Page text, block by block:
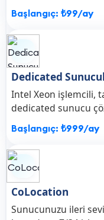
Başlangıç: ₺99/ay
Dedicated
Intel Xeon işlemcili,
dedicated sunucu
Başlangıç: ₺999/ay
CoLocation
Sunucunuzu ileri